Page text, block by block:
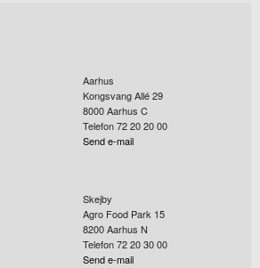
Aarhus
Kongsvang Allé 29
8000Aarhus C
Telefon 72 20 20 00
Send e-mail
Skejby
Agro Food Park 15
8200Aarhus N
Telefon 72 20 30 00
Send e-mail